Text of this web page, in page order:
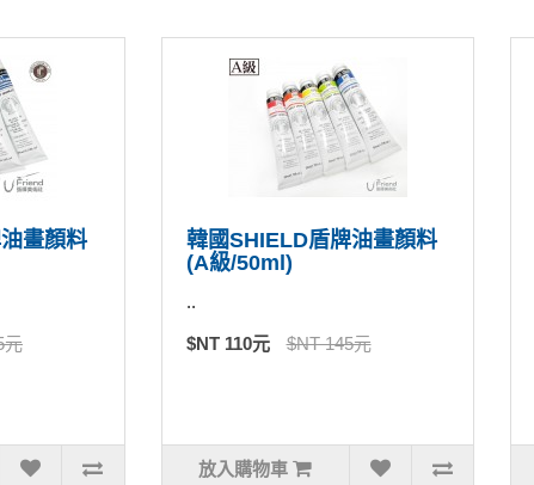
畫顏料
元
韓國SHIELD盾牌油畫顏料
(A級/50ml)
..
$NT 110元 $NT 145元
放入購物車